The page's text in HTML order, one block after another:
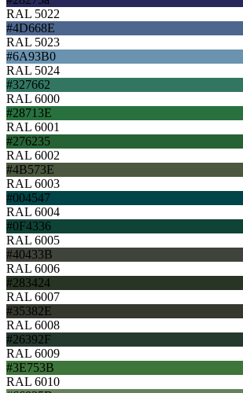
RAL 5022
#4D668E
RAL 5023
#6A93B0
RAL 5024
#327662
RAL 6000
#28713E
RAL 6001
#276235
RAL 6002
#4B573E
RAL 6003
#004547
RAL 6004
#0F4336
RAL 6005
#40433B
RAL 6006
#283424
RAL 6007
#35382E
RAL 6008
#26392F
RAL 6009
#3E753B
RAL 6010